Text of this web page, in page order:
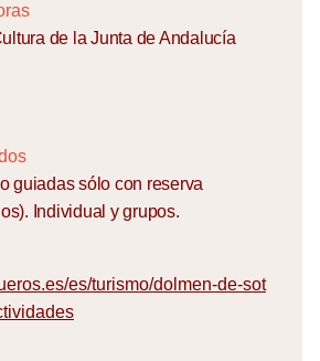
de la Junta de Andalucía
guiadas sólo con reserva
Individual y grupos.
es/turismo/dolmen-de-sot